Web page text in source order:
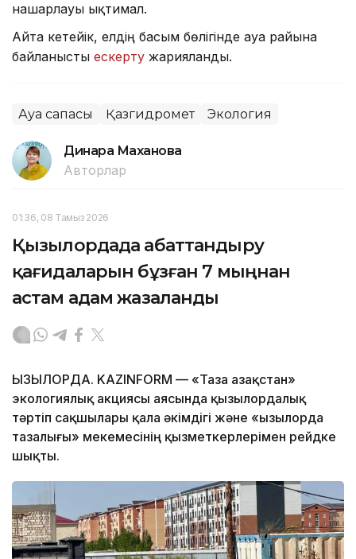
нашарлауы ықтимал.
Айта кетейік, елдің басым бөлігінде ауа райына
байланысты ескерту жарияланды.
Ауа сапасы Қазгидромет Экология
Динара Маханова
Авторлар
01:36, 08 Тамыз 2026
Қызылордада абаттандыру
қағидаларын бұзған 7 мыңнан
астам адам жазаланды
ҚЫЗЫЛОРДА. KAZINFORM — «Таза Қазақстан»
экологиялық акциясы аясында қызылордалық
тәртіп сақшылары қала әкімдігі және «Қызылорда
тазалығы» мекемесінің қызметкерлерімен рейдке
шықты.